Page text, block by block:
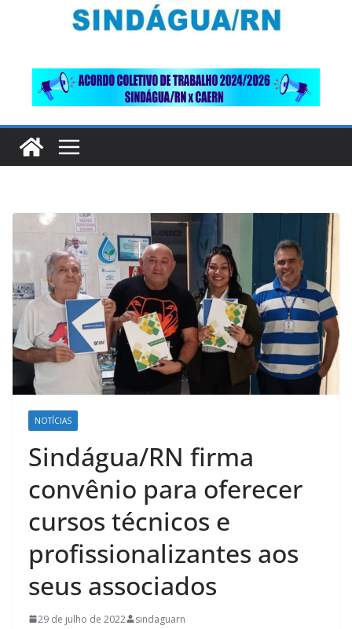
NOTÍCIAS
Sindágua/RN firma
convênio para oferecer
cursos técnicos e
profissionalizantes aos
seus associados
29 de julho de 2022 sindaguarn